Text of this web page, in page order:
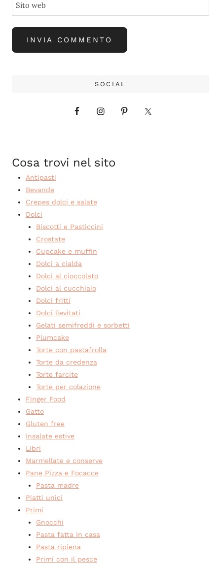
Sito web
SOCIAL
Cosa trovi nel sito
Antipasti
Bevande
Crepes dolci e salate
Dolci
Biscotti e Pasticcini
Crostate
Cupcake e muffin
Dolci a cialda
Dolci al cioccolato
Dolci al cucchiaio
Dolci fritti
Dolci lievitati
Gelati semifreddi e sorbetti
Plumcake
Torte con pastafrolla
Torte da credenza
Torte farcite
Torte per colazione
Finger Food
Gatto
Gluten free
Insalate estive
Libri
Marmellate e conserve
Pane Pizza e Focacce
Pasta madre
Piatti unici
Primi
Gnocchi
Pasta fatta in casa
Pasta ripiena
Primi con il pesce